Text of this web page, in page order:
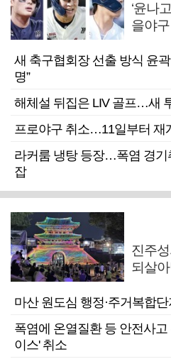
‘윤나
을야
새 축구협회장 선출 방식 윤
명”
해체설 뒤집은 LIV 골프…새
프로야구 취소…11일부터 재
라커룸 냉탕 등장…폭염 경기
잡
진주
되살
마산 원도심 행정·주거복합
폭염에 온열질환 등 안전사
이스' 취소